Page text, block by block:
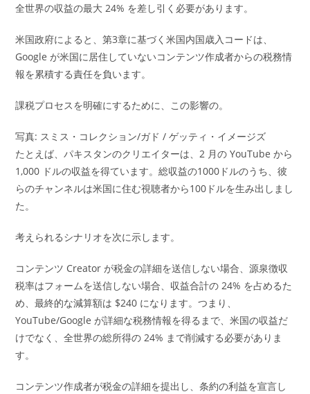
全世界の収益の最大 24% を差し引く必要があります。
米国政府によると、第3章に基づく米国内国歳入コードは、
Google が米国に居住していないコンテンツ作成者からの税務情
報を累積する責任を負います。
課税プロセスを明確にするために、この影響の。
写真: スミス・コレクション/ガド / ゲッティ・イメージズ
たとえば、パキスタンのクリエイターは、2 月の YouTube から
1,000 ドルの収益を得ています。総収益の1000ドルのうち、彼
らのチャンネルは米国に住む視聴者から100ドルを生み出しまし
た。
考えられるシナリオを次に示します。
コンテンツ Creator が税金の詳細を送信しない場合、源泉徴収
税率はフォームを送信しない場合、収益合計の 24% を占めるた
め、最終的な減算額は $240 になります。つまり、
YouTube/Google が詳細な税務情報を得るまで、米国の収益だ
けでなく、全世界の総所得の 24% まで削減する必要がありま
す。
コンテンツ作成者が税金の詳細を提出し、条約の利益を宣言し